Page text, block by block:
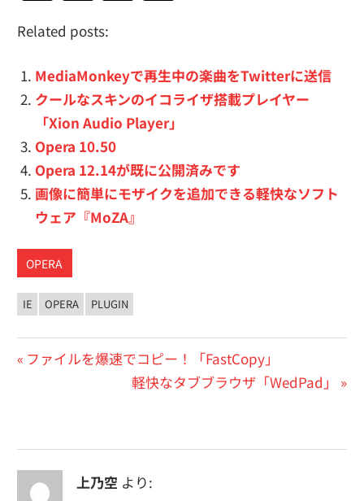
Related posts:
MediaMonkeyで再生中の楽曲をTwitterに送信
クールなスキンのイコライザ搭載プレイヤー
「Xion Audio Player」
Opera 10.50
Opera 12.14が既に公開済みです
画像に簡単にモザイクを追加できる軽快なソフト
ウェア『MoZA』
OPERA
IE OPERA PLUGIN
投
ビ
ゲ
前
ファイルを爆速でコピー！「FastCopy」
次
稿:
軽快なタブブラウザ「WedPad」
上乃空 より: